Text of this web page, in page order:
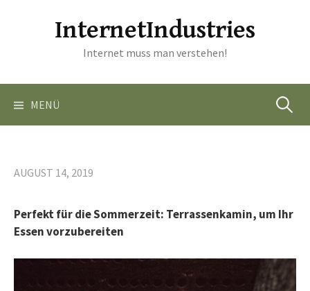
InternetIndustries
Internet muss man verstehen!
MENÜ Suchen
AUGUST 14, 2019
Perfekt für die Sommerzeit: Terrassenkamin, um Ihr
Essen vorzubereiten